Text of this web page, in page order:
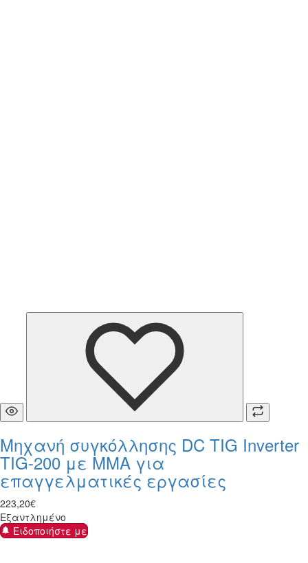
Μηχανή συγκόλλησης DC TIG Inverter
TIG-200 με MMA για
επαγγελματικές εργασίες
223,20€
Εξαντλημένο
Ειδοποιήστε με